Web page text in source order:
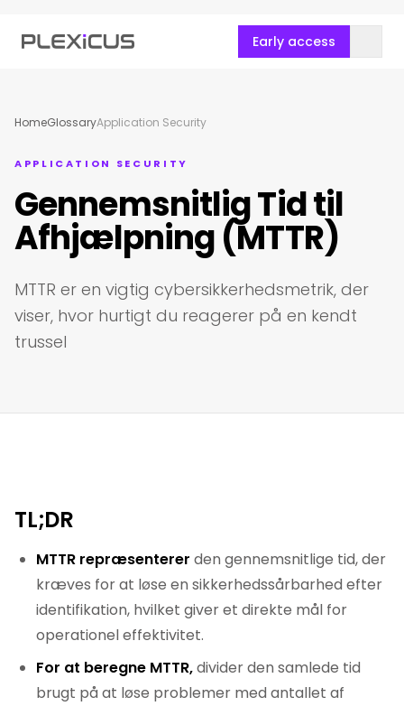
Early access
HomeGlossaryApplication Security
APPLICATION SECURITY
Gennemsnitlig Tid til
Afhjælpning (MTTR)
MTTR er en vigtig cybersikkerhedsmetrik, der
viser, hvor hurtigt du reagerer på en kendt
trussel
TL;DR
MTTR repræsenterer den gennemsnitlige tid, der
kræves for at løse en sikkerhedssårbarhed efter
identifikation, hvilket giver et direkte mål for
operationel effektivitet.
For at beregne MTTR,divider den samlede tid
brugt på at løse problemer med antallet af